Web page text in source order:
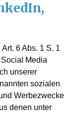
6 Abs. 1 S. 1
Media
unserer
sozialen
Werbezwecke
denen unter